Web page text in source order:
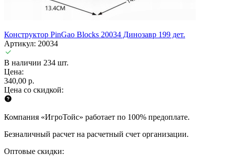
Конструктор PinGao Blocks 20034 Динозавр 199 дет.
Артикул: 20034
В наличии 234 шт.
Цена:
340,00 р.
Цена со скидкой:
Компания «ИгроТойс» работает по 100% предоплате.
Безналичный расчет на расчетный счет организации.
Оптовые скидки: